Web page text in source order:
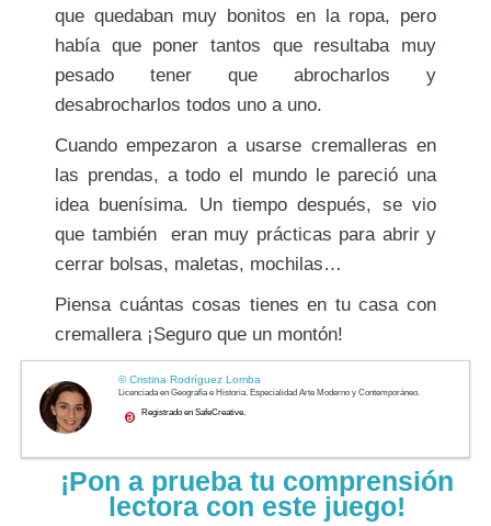
que quedaban muy bonitos en la ropa, pero
había que poner tantos que resultaba muy
pesado tener que abrocharlos y
desabrocharlos todos uno a uno.
Cuando empezaron a usarse cremalleras en
las prendas, a todo el mundo le pareció una
idea buenísima. Un tiempo después, se vio
que también eran muy prácticas para abrir y
cerrar bolsas, maletas, mochilas…
Piensa cuántas cosas tienes en tu casa con
cremallera ¡Seguro que un montón!
¡Pon a prueba tu comprensión
lectora con este juego!